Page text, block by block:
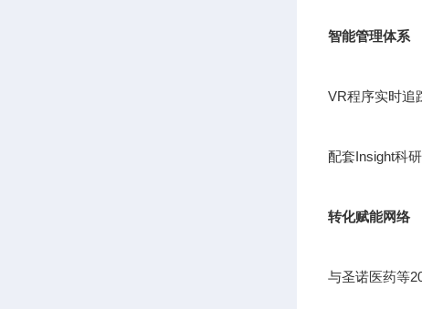
智能管理体系
VR程序实时追
配套Insight科
转化赋能网络
与圣诺医药等